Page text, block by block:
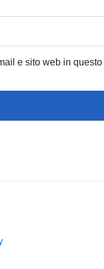
e sito web in